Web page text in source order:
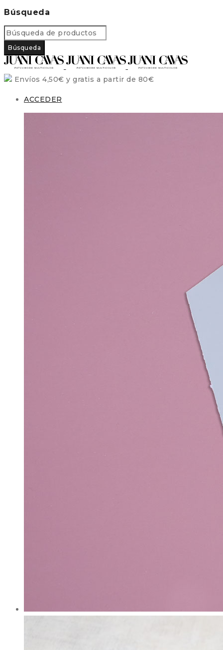
Búsqueda
Envíos 4,50€ y gratis a partir de 80€
ACCEDER